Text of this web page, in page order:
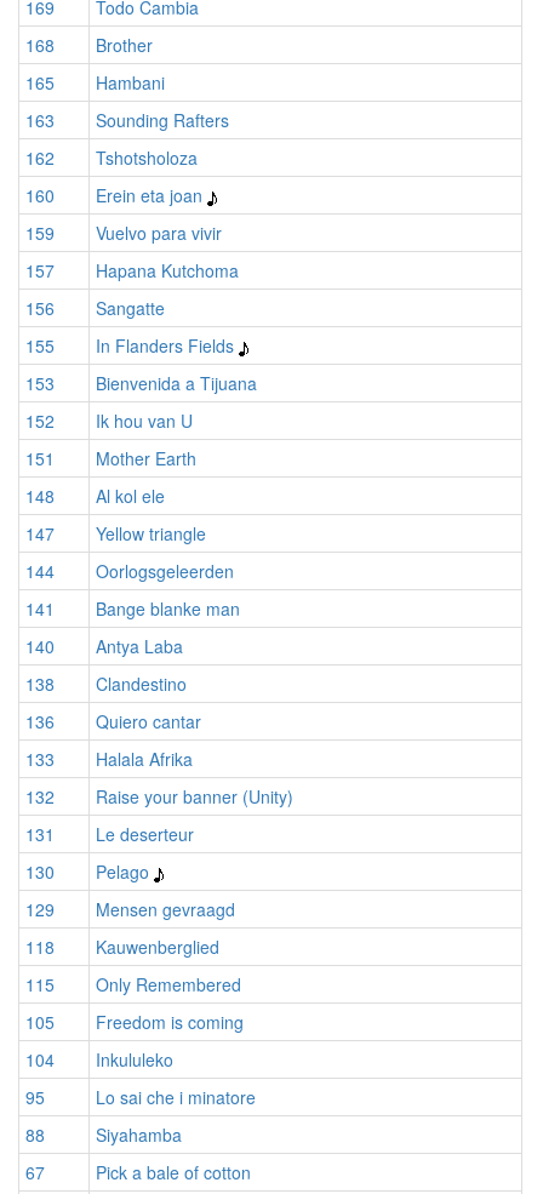
169
Todo Cambia
168
Brother
165
Hambani
163
Sounding Rafters
162
Tshotsholoza
160
Erein eta joan
159
Vuelvo para vivir
157
Hapana Kutchoma
156
Sangatte
155
In Flanders Fields
153
Bienvenida a Tijuana
152
Ik hou van U
151
Mother Earth
148
Al kol ele
147
Yellow triangle
144
Oorlogsgeleerden
141
Bange blanke man
140
Antya Laba
138
Clandestino
136
Quiero cantar
133
Halala Afrika
132
Raise your banner (Unity)
131
Le deserteur
130
Pelago
129
Mensen gevraagd
118
Kauwenberglied
115
Only Remembered
105
Freedom is coming
104
Inkululeko
95
Lo sai che i minatore
88
Siyahamba
67
Pick a bale of cotton